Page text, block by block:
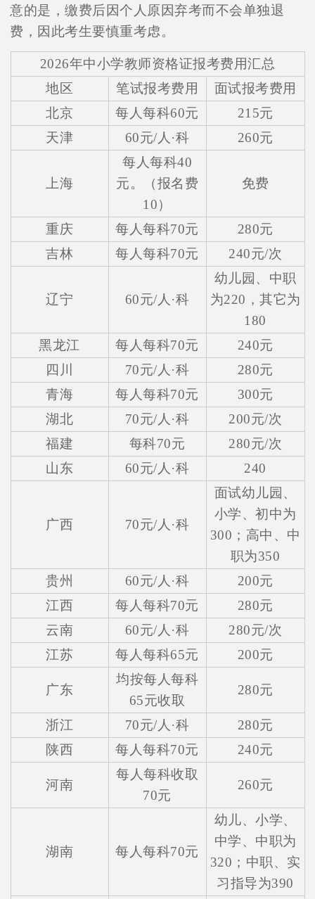
意的是，缴费后因个人原因弃考而不会单独退
费，因此考生要慎重考虑。
2026年中小学教师资格证报考费用汇总
地区
笔试报考费用
面试报考费用
北京
每人每科60元
215元
天津
60元/人·科 260元
上海
每人每科40
元。（报名费
10）
免费
重庆 每人每科70元
280元
吉林
每人每科70元 240元/次
辽宁 60元/人·科
幼儿园、中职
为220，其它为
180
黑龙江
每人每科70元
240元
四川
70元/人·科
280元
青海
每人每科70元
300元
湖北
70元/人·科
200元/次
福建
每科70元
280元/次
山东
60元/人·科 240
广西 70元/人·科
面试幼儿园、
小学、初中为
300；高中、中
职为350
贵州
60元/人·科
200元
江西
每人每科70元
280元
云南
60元/人·科
280元/次
江苏
每人每科65元 200元
广东
均按每人每科
65元收取
280元
浙江 70元/人·科
280元
陕西
每人每科70元 240元
河南
每人每科收取
70元
260元
湖南 每人每科70元
幼儿、小学、
中学、中职为
320；中职、实
习指导为390